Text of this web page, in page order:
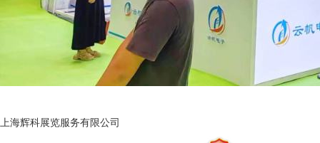
上海辉科展览服务有限公司